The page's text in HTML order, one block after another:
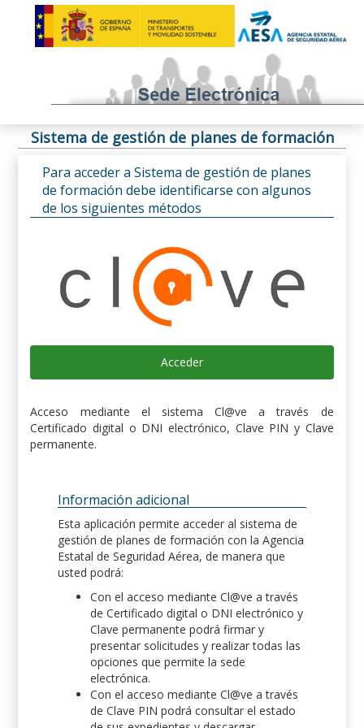
Sistema de gestión de planes de formación
Para acceder a Sistema de gestión de planes
de formación debe identificarse con algunos
de los siguientes métodos
Acceder
Acceso mediante el sistema Cl@ve a través de
Certificado digital o DNI electrónico, Clave PIN y Clave
permanente.
Información adicional
Esta aplicación permite acceder al sistema de
gestión de planes de formación con la Agencia
Estatal de Seguridad Aérea, de manera que
usted podrá:
Con el acceso mediante Cl@ve a través
de Certificado digital o DNI electrónico y
Clave permanente podrá firmar y
presentar solicitudes y realizar todas las
opciones que permite la sede
electrónica.
Con el acceso mediante Cl@ve a través
de Clave PIN podrá consultar el estado